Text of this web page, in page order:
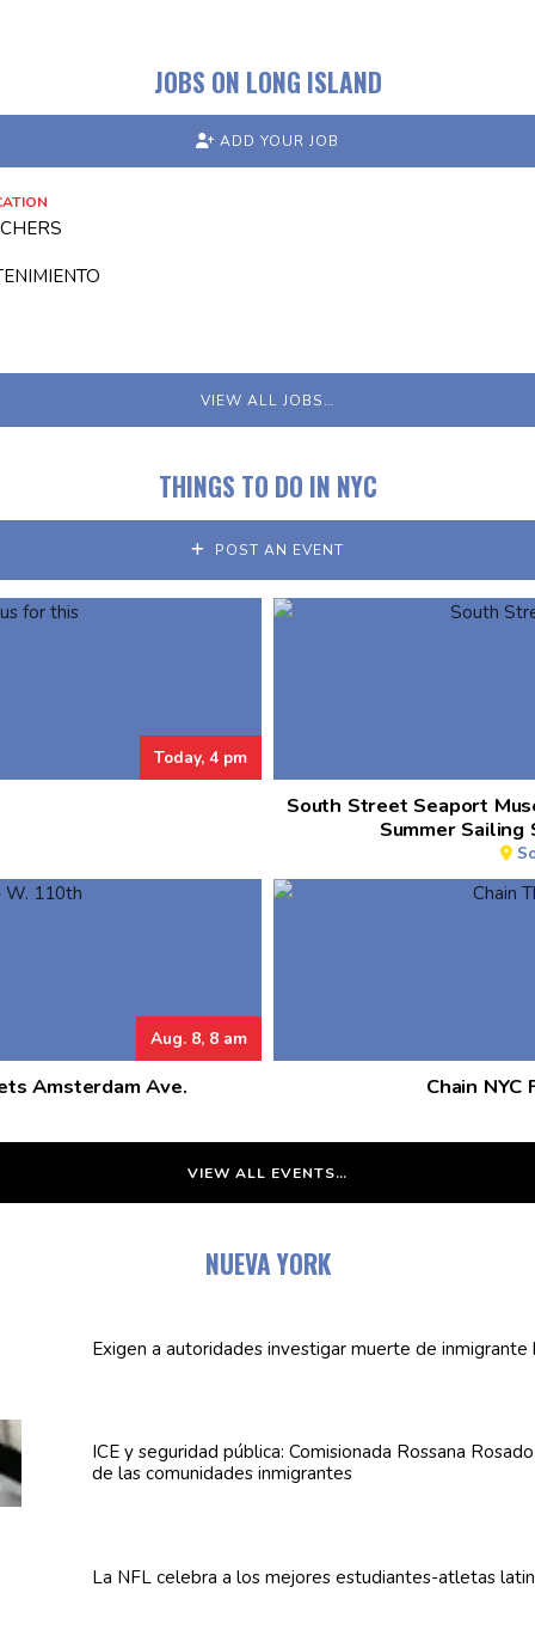
JOBS ON LONG ISLAND
ADD YOUR JOB
VIEW ALL JOBS…
THINGS TO DO IN NYC
POST AN EVENT
Today, 4 pm
South Street Seaport
Summer Sailing
Aug. 8, 8 am
Amsterdam Ave. Chain NYC
VIEW ALL EVENTS…
NUEVA YORK
Exigen a autoridadesinvestigar muerte de inmigrante
ICE y seguridad pública: Comisionada Rossana
de las comunidades inmigrantes
La NFL celebra a los mejores estudiantes-atletas